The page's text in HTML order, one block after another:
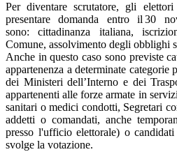
Per diventare scrutatore, gli
presentare domanda entro il 30
sono: cittadinanza italiana,
Comune, assolvimento degli obblighi
Anche in questo caso sono previste
appartenenza a determinate categorie
dei Ministeri dell’Interno e dei
appartenenti alle forze armate in
sanitari o medici condotti, Segretari
addetti o comandati, anche
presso l'ufficio elettorale) o
svolge la votazione.